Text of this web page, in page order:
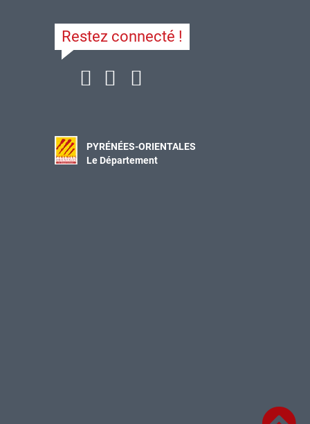
Restez connecté !
PYRÉNÉES-ORIENTALES
Le Département